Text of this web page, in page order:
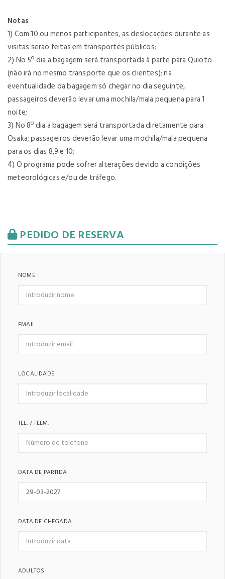
Notas
1) Com 10 ou menos participantes, as deslocações durante as
visitas serão feitas em transportes públicos;
2) No 5º dia a bagagem será transportada à parte para Quioto
(não irá no mesmo transporte que os clientes); na
eventualidade da bagagem só chegar no dia seguinte,
passageiros deverão levar uma mochila/mala pequena para 1
noite;
3) No 8º dia a bagagem será transportada diretamente para
Osaka; passageiros deverão levar uma mochila/mala pequena
para os dias 8,9 e 10;
4) O programa pode sofrer alterações devido a condições
meteorológicas e/ou de tráfego.
PEDIDO DE RESERVA
NOME
EMAIL
LOCALIDADE
TEL. / TELM.
DATA DE PARTIDA
DATA DE CHEGADA
ADULTOS